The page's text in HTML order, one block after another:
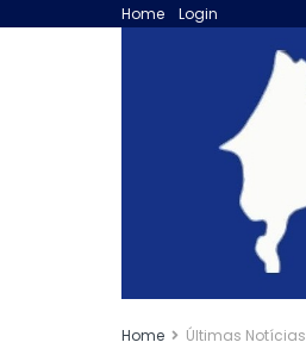
Home Login
Home Últimas Notícias